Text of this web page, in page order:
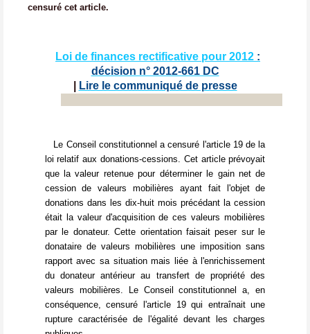
censuré cet article.
Loi de finances rectificative pour 2012 :
décision n° 2012-661 DC
Lire le communiqué de presse
Le Conseil constitutionnel a censuré l'article 19 de la
loi relatif aux donations-cessions. Cet article prévoyait
que la valeur retenue pour déterminer le gain net de
cession de valeurs mobilières ayant fait l'objet de
donations dans les dix-huit mois précédant la cession
était la valeur d'acquisition de ces valeurs mobilières
par le donateur. Cette orientation faisait peser sur le
donataire de valeurs mobilières une imposition sans
rapport avec sa situation mais liée à l'enrichissement
du donateur antérieur au transfert de propriété des
valeurs mobilières. Le Conseil constitutionnel a, en
conséquence, censuré l'article 19 qui entraînait une
rupture caractérisée de l'égalité devant les charges